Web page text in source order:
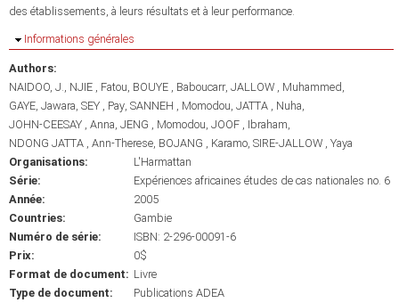
des établissements, à leurs résultats et à leur performance.
Masquer
Informations générales
Authors:
NAIDOO, J. NJIE , Fatou BOUYE , Baboucarr JALLOW , Muhammed
GAYE, Jawara SEY , Pay SANNEH , Momodou JATTA , Nuha
JOHN-CEESAY , Anna JENG , Momodou JOOF , Ibraham
NDONG JATTA , Ann-Therese BOJANG , Karamo SIRE-JALLOW , Yaya
Organisations:
L'Harmattan
Série:
Expériences africaines études de cas nationales no. 6
Année:
2005
Countries:
Gambie
Numéro de série:
ISBN: 2-296-00091-6
Prix:
0$
Format de document: Livre
Type de document:
Publications ADEA